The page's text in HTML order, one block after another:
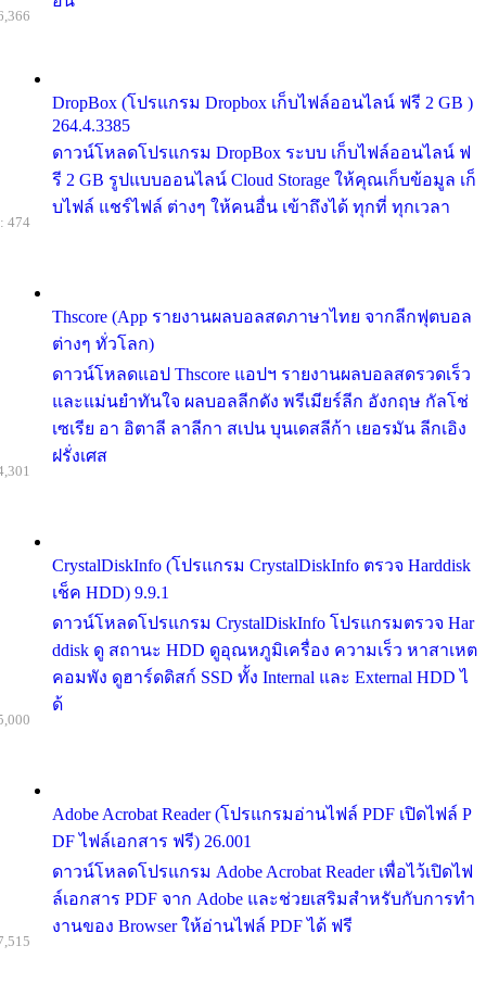
DropBox (โปรแกรม Dropbox เก็บไฟล์ออนไลน์ ฟรี 2 GB )
264.4.3385
ดาวน์โหลดโปรแกรม DropBox ระบบ เก็บไฟล์ออนไลน์ ฟ
รี 2 GB รูปแบบออนไลน์ Cloud Storage ให้คุณเก็บข้อมูล เก็
บไฟล์ แชร์ไฟล์ ต่างๆ ให้คนอื่น เข้าถึงได้ ทุกที่ ทุกเวลา
Thscore (App รายงานผลบอลสดภาษาไทย จากลีกฟุตบอล
ต่างๆ ทั่วโลก)
ดาวน์โหลดแอป Thscore แอปฯ รายงานผลบอลสดรวดเร็ว
และแม่นยำทันใจ ผลบอลลีกดัง พรีเมียร์ลีก อังกฤษ กัลโช่
เซเรีย อา อิตาลี ลาลีกา สเปน บุนเดสลีก้า เยอรมัน ลีกเอิง
ฝรั่งเศส
474
CrystalDiskInfo (โปรแกรม CrystalDiskInfo ตรวจ Harddisk
เช็ค HDD) 9.9.1
ดาวน์โหลดโปรแกรม CrystalDiskInfo โปรแกรมตรวจ Har
ddisk ดู สถานะ HDD ดูอุณหภูมิเครื่อง ความเร็ว หาสาเหต
คอมพัง ดูฮาร์ดดิสก์ SSD ทั้ง Internal และ External HDD ไ
ด้
Adobe Acrobat Reader (โปรแกรมอ่านไฟล์ PDF เปิดไฟล์ P
DF ไฟล์เอกสาร ฟรี) 26.001
ดาวน์โหลดโปรแกรม Adobe Acrobat Reader เพื่อไว้เปิดไฟ
ล์เอกสาร PDF จาก Adobe และช่วยเสริมสำหรับกับการทำ
งานของ Browser ให้อ่านไฟล์ PDF ได้ ฟรี